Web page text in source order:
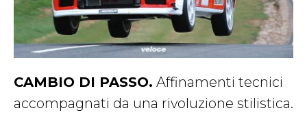
CAMBIO DI PASSO. Affinamenti tecnici
accompagnati da una rivoluzione stilistica.